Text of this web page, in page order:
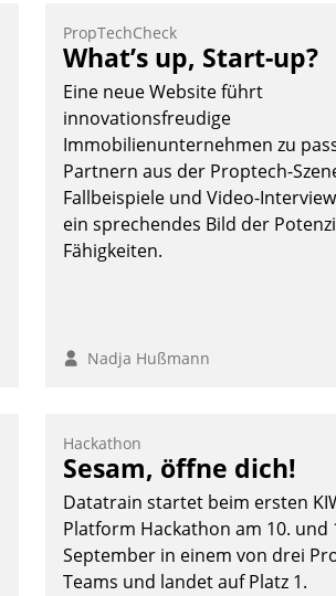
PropTechCheck
What’s up, Start-up?
Eine neue Website führt
innovationsfreudige
Immobilienunternehmen zu
Partnern aus der Proptech-
Fallbeispiele und Video-
ein sprechendes Bild der
Fähigkeiten.
Nadja Hußmann
Hackathon
Sesam, öffne dich!
Datatrain startet beim ersten
Platform Hackathon am 10. und
September in einem von drei
Teams und landet auf Platz 1.